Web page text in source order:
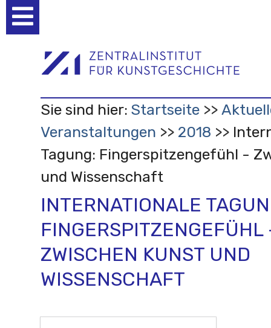
Werkzeuge
Sie sind hier: Startseite
Veranstaltungen
2018
Tagung: Fingerspitzengefühl -
und Wissenschaft
INTERNATIONALE
FINGERSPITZENGEFÜHL
ZWISCHEN KUNST UND
WISSENSCHAFT